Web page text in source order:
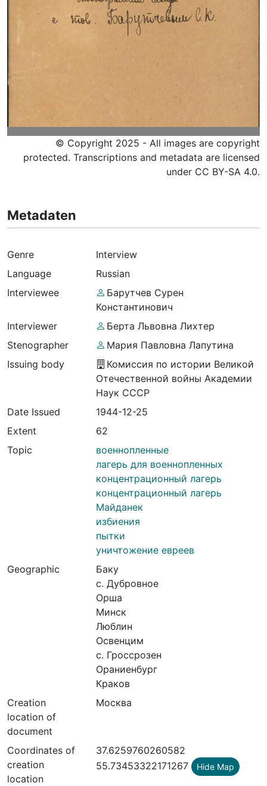
© Copyright 2025 - All images are copyright
protected. Transcriptions and metadata are licensed
under CC BY-SA 4.0.
Metadaten
Genre
Interview
Language
Russian
Interviewee
Барутчев Сурен
Константинович
Interviewer
Берта Львовна Лихтер
Stenographer
Мария Павловна Лапутина
Issuing body
Комиссия по истории Великой
Отечественной войны Академии
Наук СССР
Date Issued
1944-12-25
Extent
62
Topic
военнопленные
лагерь для военнопленных
концентрационный лагерь
концентрационный лагерь
Майданек
избиения
пытки
уничтожение евреев
Geographic
Баку
с. Дубровное
Орша
Минск
Люблин
Освенцим
с. Гроссрозен
Ораниенбург
Краков
Creation
location of
document
Москва
Coordinates of
creation
location
37.6259760260582
55.73453322171267 Hide Map